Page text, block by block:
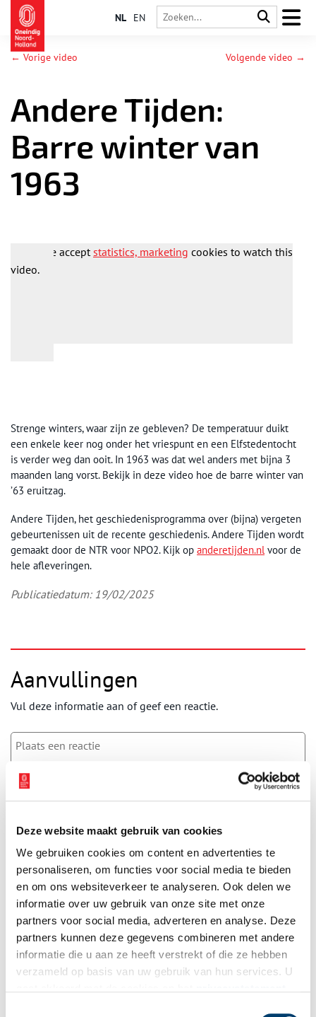
Deze website maakt gebruik van cookies
We gebruiken cookies om content en advertenties te
personaliseren, om functies voor social media te bieden
en om ons websiteverkeer te analyseren. Ook delen we
informatie over uw gebruik van onze site met onze
partners voor social media, adverteren en analyse. Deze
partners kunnen deze gegevens combineren met andere
informatie die u aan ze heeft verstrekt of die ze hebben
verzameld op basis van uw gebruik van hun services. U
NL EN
← Vorige video Volgende video →
Andere Tijden:
Barre winter van
1963
Please acceptstatistics, marketing cookies to watch this
video.
Strenge winters, waar zijn ze gebleven? De temperatuur duikt
een enkele keer nog onder het vriespunt en een Elfstedentocht
is verder weg dan ooit. In 1963 was dat wel anders met bijna 3
maanden lang vorst. Bekijk in deze video hoe de barre winter van
’63 eruitzag.
Andere Tijden, het geschiedenisprogramma over (bijna) vergeten
gebeurtenissen uit de recente geschiedenis. Andere Tijden wordt
gemaakt door de NTR voor NPO2. Kijk op anderetijden.nlvoor de
hele afleveringen.
Publicatiedatum: 19/02/2025
Aanvullingen
Vul deze informatie aan of geef een reactie.
Vereiste velden zijn gemarkeerd met *. Het e-mailadres wordt niet
gepubliceerd.
Naam*
E-mail*
Vink dit aan als u op de hoogte gehouden wil worden.